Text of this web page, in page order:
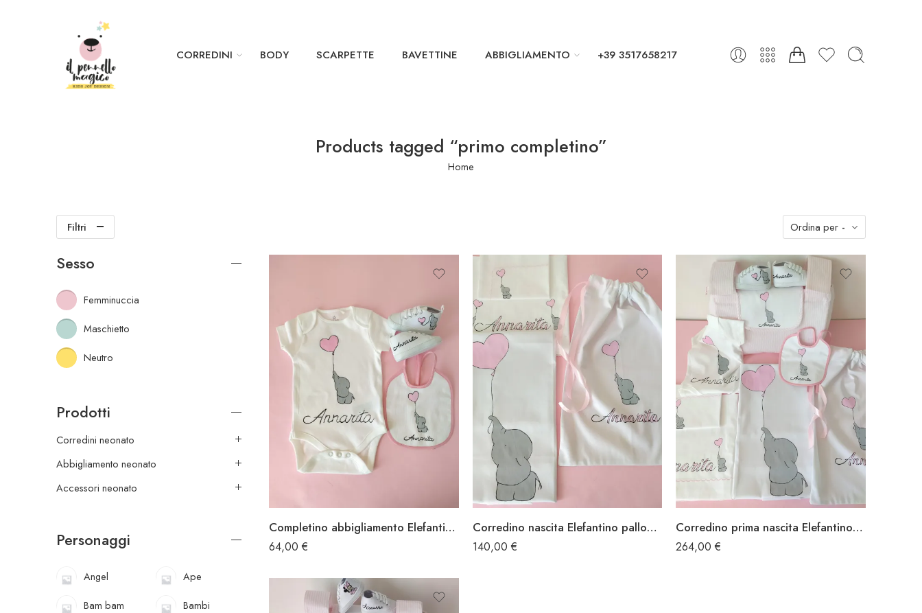
CORREDINI BODY SCARPETTE BAVETTINE ABBIGLIAMENTO +39 3517658217
Products tagged “primo completino”
Home
Filtri Ordina per -
Completino abbigliamento Elefantino palloncino
64,00 €
Corredino nascita Elefantino palloncino
140,00 €
Corredino prima nascita Elefantino palloncino
264,00€
Sesso
Femminuccia
Maschietto
Neutro
Prodotti
Corredini neonato
Abbigliamento neonato
Accessori neonato
Personaggi
Angel
Ape
Bam bam
Bambi